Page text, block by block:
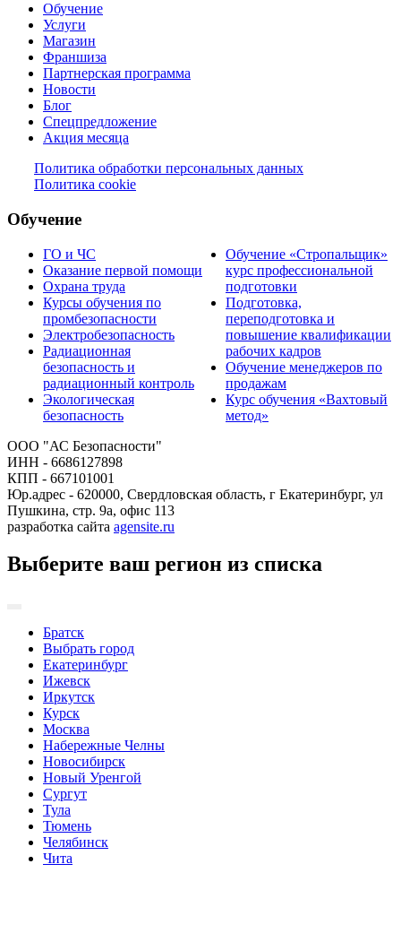
Обучение
Услуги
Магазин
Франшиза
Партнерская программа
Новости
Блог
Спецпредложение
Акция месяца
Политика обработки персональных данных
Политика cookie
Обучение
ГО и ЧС
Оказание первой помощи
Охрана труда
Курсы обучения по
промбезопасности
Электробезопасность
Радиационная
безопасность и
радиационный контроль
Экологическая
безопасность
Обучение «Стропальщик»
курс профессиональной
подготовки
Подготовка,
переподготовка и
повышение квалификации
рабочих кадров
Обучение менеджеров по
продажам
Курс обучения «Вахтовый
метод»
ООО "АС Безопасности"
ИНН - 6686127898
КПП - 667101001
Юр.адрес - 620000, Свердловская область, г Екатеринбург, ул
Пушкина, стр. 9а, офис 113
разработка сайта agensite.ru
Выберите ваш регион из списка
Братск
Выбрать город
Екатеринбург
Ижевск
Иркутск
Курск
Москва
Набережные Челны
Новосибирск
Новый Уренгой
Сургут
Тула
Тюмень
Челябинск
Чита